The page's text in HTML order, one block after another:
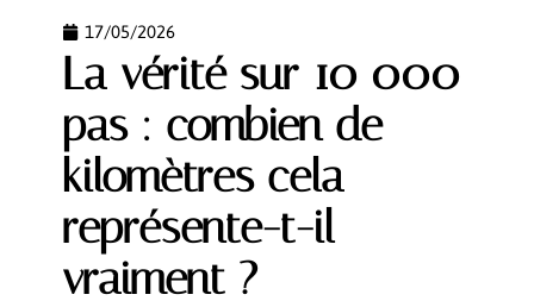
17/05/2026
La vérité sur 10 000
pas : combien de
kilomètres cela
représente-t-il
vraiment ?